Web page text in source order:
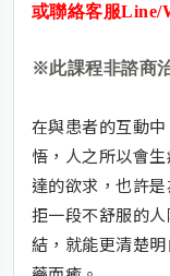
或聯絡客服Line/
※此課程非諮商
在與患者的互動
悟，人之所以會
達的欲求，也許
拒一段不舒服的
結，就能更清楚